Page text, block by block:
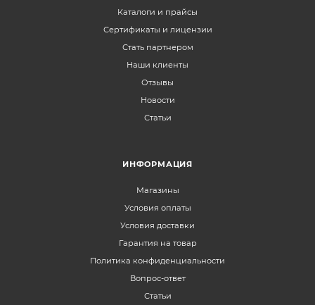
Каталоги и прайсы
Сертификаты и лицензии
Стать партнером
Наши клиенты
Отзывы
Новости
Статьи
ИНФОРМАЦИЯ
Магазины
Условия оплаты
Условия доставки
Гарантия на товар
Политика конфиденциальности
Вопрос-ответ
Статьи